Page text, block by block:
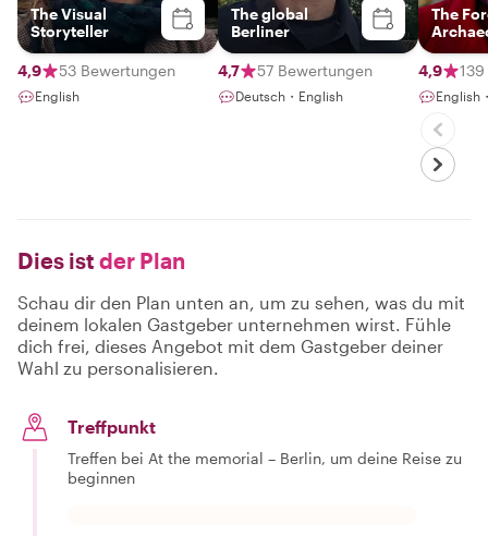
The Visual
Storyteller
4,9 53 Bewertungen
English
The global
Berliner
4,7 57 Bewertungen
Deutsch・English
The
4,9
English
Dies ist der Plan
Schau dir den Plan unten an, um zu sehen, was du mit
deinem lokalen Gastgeber unternehmen wirst. Fühle
dich frei, dieses Angebot mit dem Gastgeber deiner
Wahl zu personalisieren.
Treffpunkt
Treffen bei At the memorial – Berlin, um deine Reise zu
beginnen